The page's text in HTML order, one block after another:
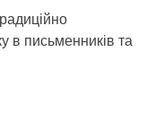
в письменників та